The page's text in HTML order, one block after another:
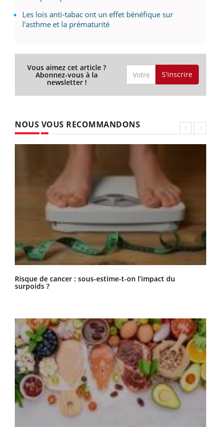
Les lois anti-tabac ont un effet bénéfique sur
l'asthme et la prématurité
Vous aimez cet article ?
Abonnez-vous à la
newsletter !
S'inscrire
NOUS VOUS RECOMMANDONS
Risque de cancer : sous-estime-t-on l’impact du
surpoids ?